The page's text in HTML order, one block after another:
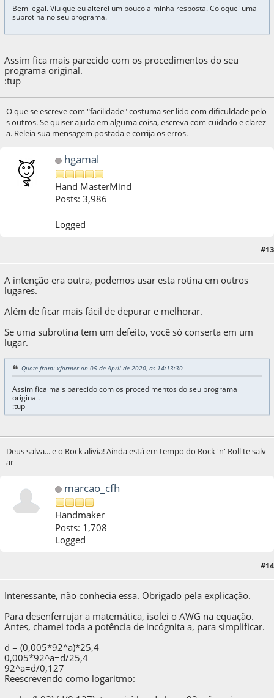
Bem legal. Viu que eu alterei um pouco a minha resposta. Coloquei uma
subrotina no seu programa.
Assim fica mais parecido com os procedimentos do seu
programa original.
:tup
O que se escreve com "facilidade" costuma ser lido com dificuldade pelo
s outros. Se quiser ajuda em alguma coisa, escreva com cuidado e clarez
a. Releia sua mensagem postada e corrija os erros.
hgamal
Hand MasterMind
Posts: 3,986
Logged
#13
A intenção era outra, podemos usar esta rotina em outros
lugares.
Além de ficar mais fácil de depurar e melhorar.
Se uma subrotina tem um defeito, você só conserta em um
lugar.
Quote from: xformer on 05 de April de 2020, as 14:13:30
Assim fica mais parecido com os procedimentos do seu programa
original.
:tup
Deus salva... e o Rock alivia! Ainda está em tempo do Rock 'n' Roll te salv
ar
marcao_cfh
Handmaker
Posts: 1,708
Logged
#14
Interessante, não conhecia essa. Obrigado pela explicação.
Para desenferrujar a matemática, isolei o AWG na equação.
Antes, chamei toda a potência de incógnita a, para simplificar.
d = (0,005*92^a)*25,4
0,005*92^a=d/25,4
92^a=d/0,127
Reescrevendo como logaritmo: